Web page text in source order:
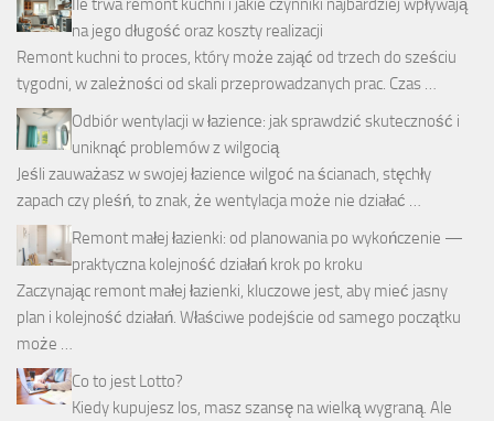
na jego długość oraz koszty realizacji
Remont kuchni to proces, który może zająć od trzech do sześciu
tygodni, w zależności od skali przeprowadzanych prac. Czas …
Odbiór wentylacji w łazience: jak sprawdzić skuteczność i
uniknąć problemów z wilgocią
Jeśli zauważasz w swojej łazience wilgoć na ścianach, stęchły
zapach czy pleśń, to znak, że wentylacja może nie działać …
Remont małej łazienki: od planowania po wykończenie —
praktyczna kolejność działań krok po kroku
Zaczynając remont małej łazienki, kluczowe jest, aby mieć jasny
plan i kolejność działań. Właściwe podejście od samego początku
może …
Co to jest Lotto?
Kiedy kupujesz los, masz szansę na wielką wygraną. Ale